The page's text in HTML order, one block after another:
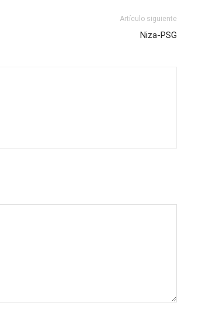
Artículo siguiente
Niza-PSG